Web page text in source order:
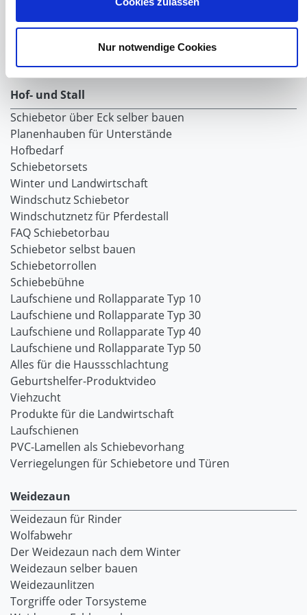
Nur notwendige Cookies
Windnetzrecher
SIMAtex-Windschutznetze
Windschutznetze für Carports und Terrassen
Hof- und Stall
Schiebetor über Eck selber bauen
Planenhauben für Unterstände
Hofbedarf
Schiebetorsets
Winter und Landwirtschaft
Windschutz Schiebetor
Windschutznetz für Pferdestall
FAQ Schiebetorbau
Schiebetor selbst bauen
Schiebetorrollen
Schiebebühne
Laufschiene und Rollapparate Typ 10
Laufschiene und Rollapparate Typ 30
Laufschiene und Rollapparate Typ 40
Laufschiene und Rollapparate Typ 50
Alles für die Haussschlachtung
Geburtshelfer-Produktvideo
Viehzucht
Produkte für die Landwirtschaft
Laufschienen
PVC-Lamellen als Schiebevorhang
Verriegelungen für Schiebetore und Türen
Weidezaun
Weidezaun für Rinder
Wolfabwehr
Der Weidezaun nach dem Winter
Weidezaun selber bauen
Weidezaunlitzen
Torgriffe oder Torsysteme